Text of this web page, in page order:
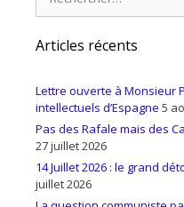
Articles récents
Lettre ouverte à Monsieur
intellectuels d’Espagne 5
Pas des Rafale mais des
27 juillet 2026
14 Juillet 2026 : le grand
juillet 2026